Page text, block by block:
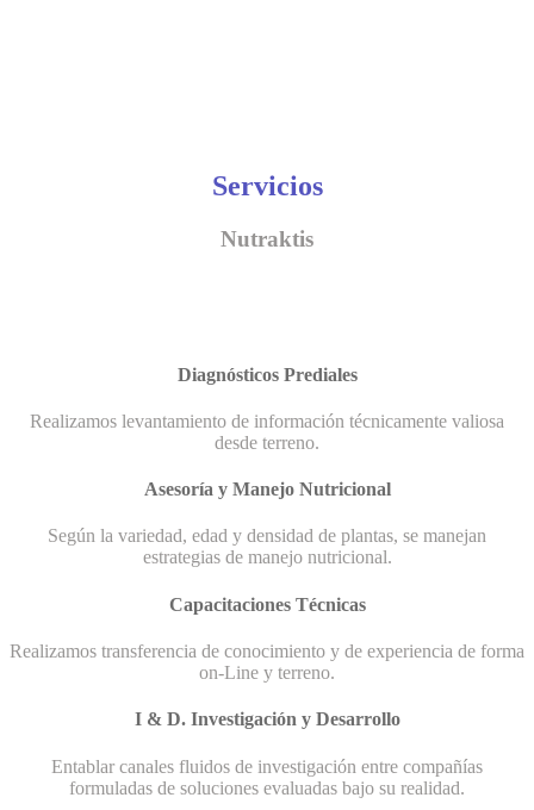
Servicios
Nutraktis
Diagnósticos Prediales
Realizamos levantamiento de información técnicamente valiosa
desde terreno.
Asesoría y Manejo Nutricional
Según la variedad, edad y densidad de plantas, se manejan
estrategias de manejo nutricional.
Capacitaciones Técnicas
Realizamos transferencia de conocimiento y de experiencia de forma
on-Line y terreno.
I & D. Investigación y Desarrollo
Entablar canales fluidos de investigación entre compañías
formuladas de soluciones evaluadas bajo su realidad.